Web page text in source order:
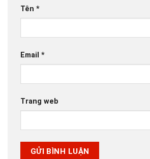
Tên *
Email *
Trang web